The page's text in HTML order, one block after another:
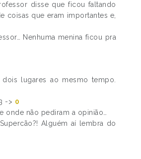
disse que ficou faltando
coisas que eram importantes e,
Nenhuma menina ficou pra
lugares ao mesmo tempo.
-> 0
onde não pediram a opinião…
Alguém aí lembra do